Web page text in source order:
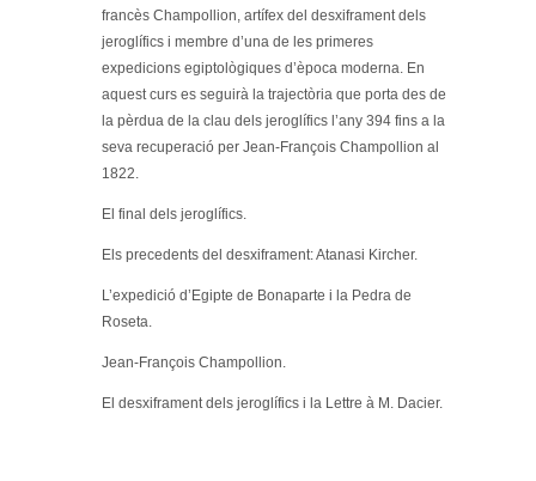
francès Champollion, artífex del desxiframent dels
jeroglífics i membre d’una de les primeres
expedicions egiptològiques d’època moderna. En
aquest curs es seguirà la trajectòria que porta des de
la pèrdua de la clau dels jeroglífics l’any 394 fins a la
seva recuperació per Jean-François Champollion al
1822.
El final dels jeroglífics.
Els precedents del desxiframent: Atanasi Kircher.
L’expedició d’Egipte de Bonaparte i la Pedra de
Roseta.
Jean-François Champollion.
El desxiframent dels jeroglífics i la Lettre à M. Dacier.